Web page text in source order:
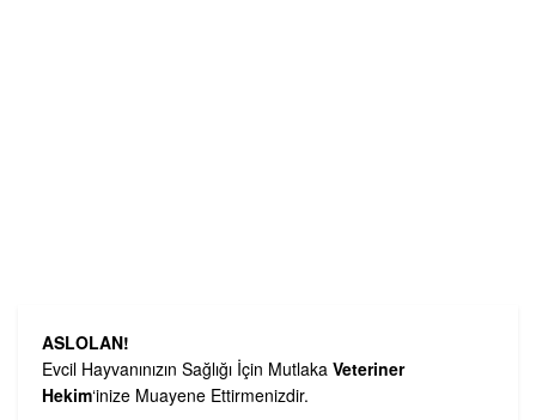
ASLOLAN!
Evcil Hayvanınızın Sağlığı İçin Mutlaka Veteriner
Hekim‘inize Muayene Ettirmenizdir.